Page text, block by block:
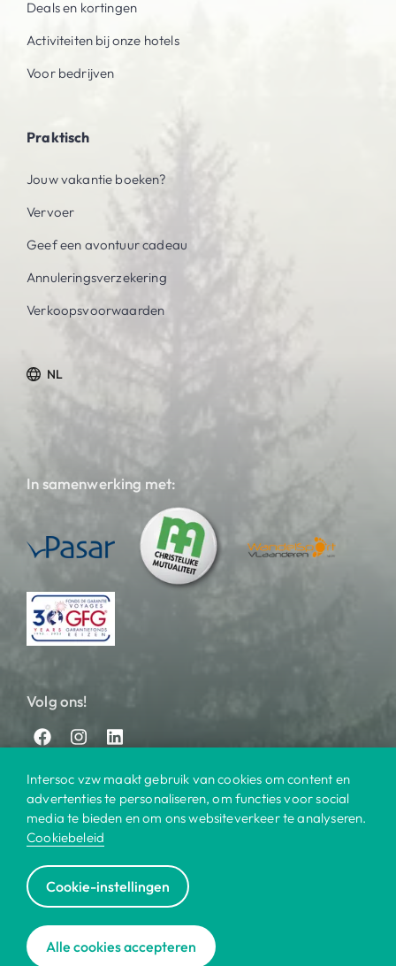
Deals en kortingen
Activiteiten bij onze hotels
Voor bedrijven
Praktisch
Jouw vakantie boeken?
Vervoer
Geef een avontuur cadeau
Annuleringsverzekering
Verkoopsvoorwaarden
NL
In samenwerking met:
Volg ons!
Bestemmingen | Contact
Cookiebeleid | Disclaimer |
Voor bedrijven
Intersoc vzw maakt gebruik van cookies om content en
advertenties te personaliseren, om functies voor social
media te bieden en om ons websiteverkeer te analyseren.
Cookiebeleid
Cookie-instellingen
Alle cookies accepteren